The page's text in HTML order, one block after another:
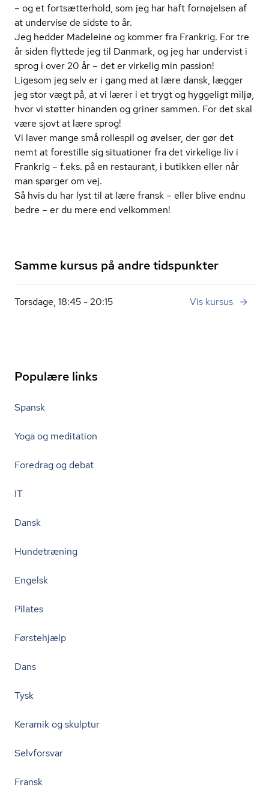
– og et fortsætterhold, som jeg har haft fornøjelsen af
at undervise de sidste to år.
Jeg hedder Madeleine og kommer fra Frankrig. For tre
år siden flyttede jeg til Danmark, og jeg har undervist i
sprog i over 20 år – det er virkelig min passion!
Ligesom jeg selv er i gang med at lære dansk, lægger
jeg stor vægt på, at vi lærer i et trygt og hyggeligt miljø,
hvor vi støtter hinanden og griner sammen. For det skal
være sjovt at lære sprog!
Vi laver mange små rollespil og øvelser, der gør det
nemt at forestille sig situationer fra det virkelige liv i
Frankrig – f.eks. på en restaurant, i butikken eller når
man spørger om vej.
Så hvis du har lyst til at lære fransk – eller blive endnu
bedre – er du mere end velkommen!
Samme kursus på andre tidspunkter
Torsdage, 18:45 - 20:15 Vis kursus
Populære links
Spansk
Yoga og meditation
Foredrag og debat
IT
Dansk
Hundetræning
Engelsk
Pilates
Førstehjælp
Dans
Tysk
Keramik og skulptur
Selvforsvar
Fransk